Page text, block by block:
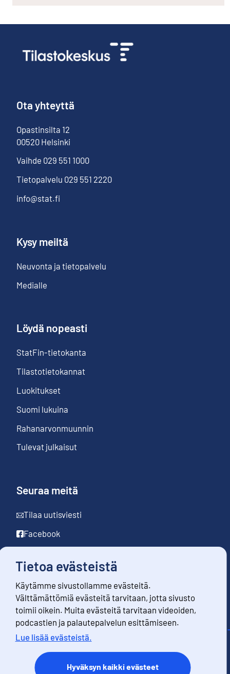
Tietoa evästeistä
Käytämme sivustollamme evästeitä.
Välttämättömiä evästeitä tarvitaan, jotta sivusto
toimii oikein. Muita evästeitä tarvitaan videoiden,
podcastien ja palautepalvelun esittämiseen.
Lue lisää evästeistä.
Hyväksyn kaikki evästeet
Ota yhteyttä
Opastinsilta 12
00520 Helsinki
Vaihde 029 551 1000
Tietopalvelu 029 551 2220
info@stat.fi
Kysy meiltä
Neuvonta ja tietopalvelu
Medialle
Löydä nopeasti
StatFin-tietokanta
Tilastotietokannat
Luokitukset
Suomi lukuina
Rahanarvonmuunnin
Tulevat julkaisut
Seuraa meitä
Tilaa uutisviesti
Facebook
YouTube
Instagram
Palaute